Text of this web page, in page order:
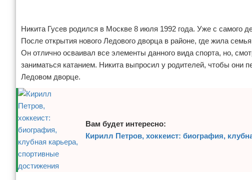
Теннис
Легкая атлетика
Водный спорт
Похудание
Йога и пилатес
Хоккей
Волейбол
Никита Гусев родился в Москве 8 июля 1992 года. Уже с самого
После открытия нового Ледового дворца в районе, где жила
Он отлично осваивал все элементы данного вида спорта, но,
заниматься катанием. Никита выпросил у родителей, чтобы они
Ледовом дворце.
Вам будет интересно:
Кирилл Петров, хоккеист: биография,